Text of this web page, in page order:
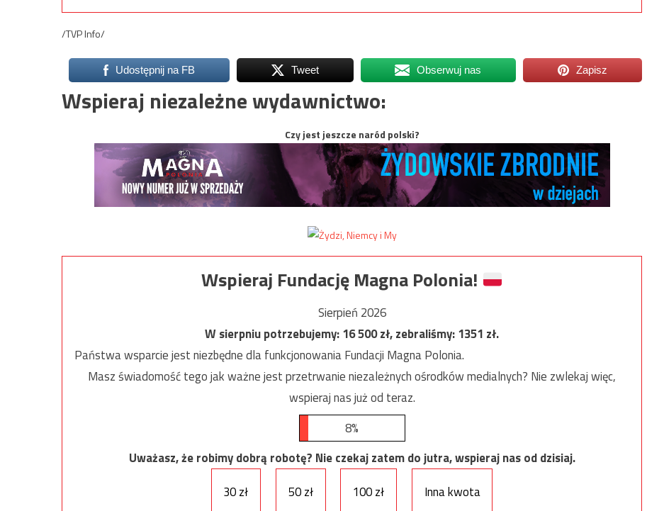
/TVP Info/
Udostępnij na FB Tweet Obserwuj nas Zapisz
Wspieraj niezależne wydawnictwo:
Czy jest jeszcze naród polski?
Wspieraj Fundację Magna Polonia!
Sierpień 2026
W sierpniu potrzebujemy:16 500zł, zebraliśmy:1351 zł.
Państwa wsparcie jest niezbędne dla funkcjonowania Fundacji Magna Polonia.
Masz świadomość tego jak ważne jest przetrwanie niezależnych ośrodków medialnych? Nie zwlekaj więc,
wspieraj nas już od teraz.
8%
Uważasz, że robimy dobrą robotę? Nie czekaj zatem do jutra, wspieraj nas od dzisiaj.
30 zł
50 zł 100 zł Inna kwota